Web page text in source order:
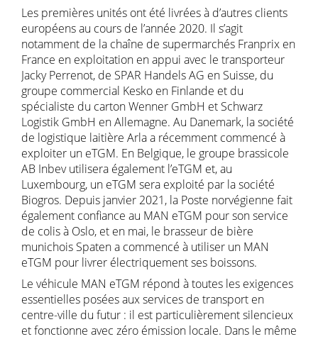
Les premières unités ont été livrées à d’autres clients
européens au cours de l’année 2020. Il s’agit
notamment de la chaîne de supermarchés Franprix en
France en exploitation en appui avec le transporteur
Jacky Perrenot, de SPAR Handels AG en Suisse, du
groupe commercial Kesko en Finlande et du
spécialiste du carton Wenner GmbH et Schwarz
Logistik GmbH en Allemagne. Au Danemark, la société
de logistique laitière Arla a récemment commencé à
exploiter un eTGM. En Belgique, le groupe brassicole
AB Inbev utilisera également l’eTGM et, au
Luxembourg, un eTGM sera exploité par la société
Biogros. Depuis janvier 2021, la Poste norvégienne fait
également confiance au MAN eTGM pour son service
de colis à Oslo, et en mai, le brasseur de bière
munichois Spaten a commencé à utiliser un MAN
eTGM pour livrer électriquement ses boissons.
Le véhicule MAN eTGM répond à toutes les exigences
essentielles posées aux services de transport en
centre-ville du futur : il est particulièrement silencieux
et fonctionne avec zéro émission locale. Dans le même